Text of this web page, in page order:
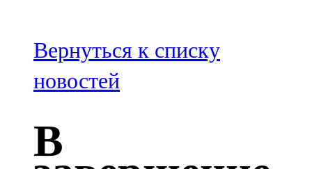
100,3 FM
Зәй
106,6 FM
Кадыбаш
105,2 FM
Вернуться к списку
новостей
В